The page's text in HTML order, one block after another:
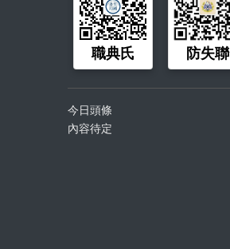
職典氏 防失聯
今日頭條
內容待定